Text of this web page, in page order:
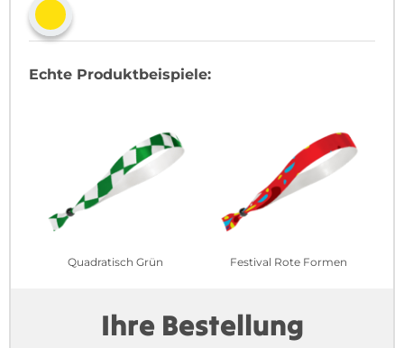
Echte Produktbeispiele:
Quadratisch Grün Festival Rote Formen
Ihre Bestellung